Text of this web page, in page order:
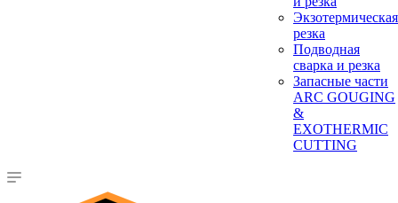
Экзотермическая
резка
Подводная
сварка и резка
Запасные части
ARC GOUGING
&
EXOTHERMIC
CUTTING